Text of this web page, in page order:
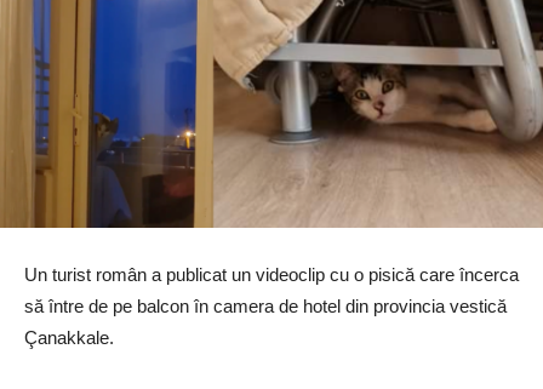
Un turist român a publicat un videoclip cu o pisică care încerca
să între de pe balcon în camera de hotel din provincia vestică
Çanakkale.